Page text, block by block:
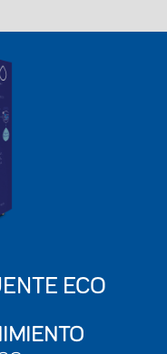
ECO